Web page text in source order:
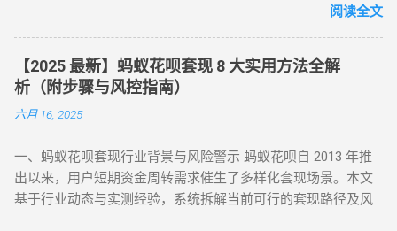
款码，选择花呗支付指定金额。 实时结算 ：商家收到款项后，
扣除手续费将资金转回用户账户。此方法无需复杂流程，资金
秒到账，尤其适合小额至中大额的套现需求，是 “花呗怎么套
现” 最便捷的答案。 二、普通风控账户：线上商城虚拟交易，
绕过限额限制 若花呗账户因使用异常触发普通风控（单笔限额
500-1000 元），可通过线上商城的虚拟交易模式实现套现。 具
风控账户兼容性较高的平台。 创建虚拟订单 ：选购电子卡券、
话费充值等虚拟商品，使用花呗支付。 模拟物流确认 ：商家提
供虚假物流信息后，用户在订单页面点击 “确认收货”。 快速回
为何限制套现？官方明令禁止的三大原因 花呗自 2015 年上线
景。以下是套现行为被严格限制的核心原因： 法律风险 ：套现
属于非法资金转移行为，涉及虚构交易、虚假退款等操作，可
能触犯《反洗钱法》及金融监管条例。 账户安全 ：第三方套现
平台常伴随信息泄露、诈骗风险，导致用户资金损失或账户被
结、芝麻分下降，甚至影响个人征信记录。 据 2024 年央行数
据显示，因套现被关闭花呗功能的用户同比增长 37%，部分用
户更因违规操作被列入金融机构黑名单。 二、2025 年花呗取现
阅读全文
【2025 最新】蚂蚁花呗套现 8 大实用方法全解
析（附步骤与风控指南）
六月 16, 2025
一、蚂蚁花呗套现行业背景与风险警示 蚂蚁花呗自 2013 年推
出以来，用户短期资金周转需求催生了多样化套现场景。本文
基于行业动态与实测经验，系统拆解当前可行的套现路径及风